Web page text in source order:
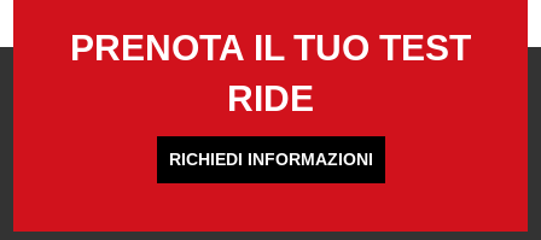
PRENOTA IL TUO TEST
RIDE
RICHIEDI INFORMAZIONI